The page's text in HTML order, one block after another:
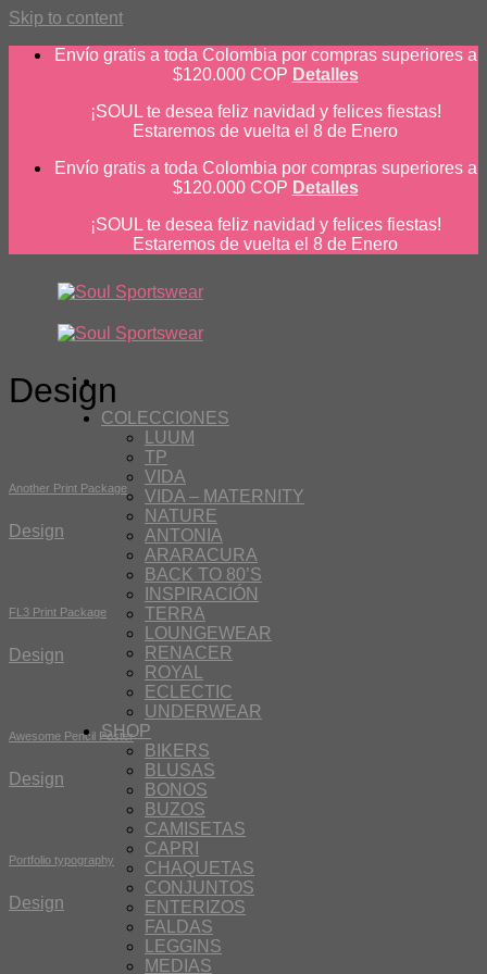
Skip to content
Envío gratis a toda Colombia por compras superiores a
$120.000 COP Detalles
¡SOUL te desea feliz navidad y felices fiestas!
Estaremos de vuelta el 8 de Enero
Envío gratis a toda Colombia por compras superiores a
$120.000 COP Detalles
¡SOUL te desea feliz navidad y felices fiestas!
Estaremos de vuelta el 8 de Enero
COLECCIONES
LUUM
TP
VIDA
VIDA – MATERNITY
NATURE
ANTONIA
ARARACURA
BACK TO 80’S
INSPIRACIÓN
TERRA
LOUNGEWEAR
RENACER
ROYAL
ECLECTIC
UNDERWEAR
SHOP
BIKERS
BLUSAS
BONOS
BUZOS
CAMISETAS
CAPRI
CHAQUETAS
CONJUNTOS
ENTERIZOS
FALDAS
LEGGINS
MEDIAS
Design
Another Print Package
Design
FL3 Print Package
Design
Awesome Pencil Poster
Design
Portfolio typography
Design